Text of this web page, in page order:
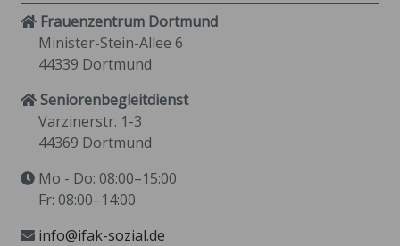
Frauenzentrum Dortmund
Minister-Stein-Allee 6
44339 Dortmund
Seniorenbegleitdienst
Varzinerstr. 1-3
44369 Dortmund
Mo - Do: 08:00–15:00
Fr: 08:00–14:00
info@ifak-sozial.de